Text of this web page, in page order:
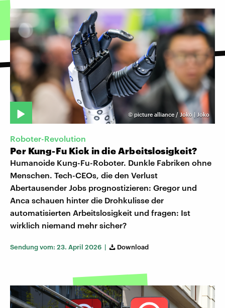
© picture alliance / Joko | Joko
Roboter-Revolution
Per Kung-Fu Kick in die Arbeitslosigkeit?
Humanoide Kung-Fu-Roboter. Dunkle Fabriken ohne
Menschen. Tech-CEOs, die den Verlust
Abertausender Jobs prognostizieren: Gregor und
Anca schauen hinter die Drohkulisse der
automatisierten Arbeitslosigkeit und fragen: Ist
wirklich niemand mehr sicher?
Sendung vom: 23. April 2026 | Download